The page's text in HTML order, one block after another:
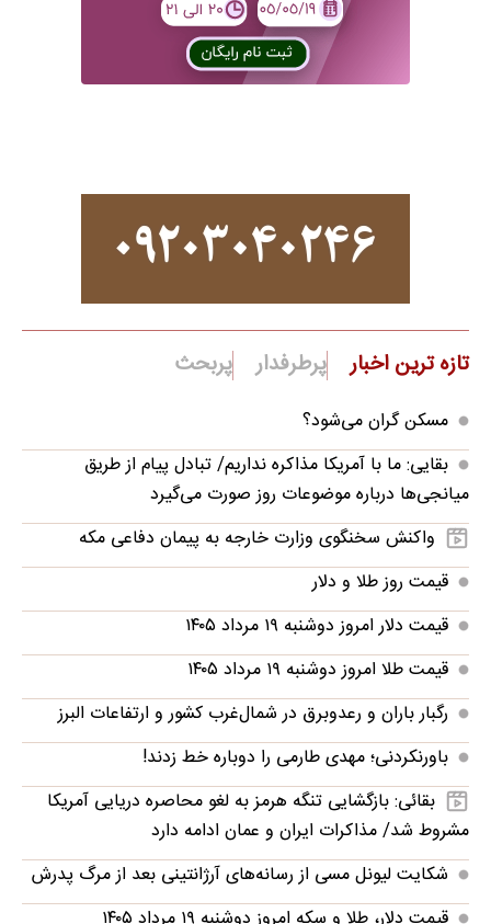
تازه ترین اخبار پرطرفدار پربحث
مسکن گران می‌شود؟
بقایی: ما با آمریکا مذاکره نداریم/ تبادل پیام از طریق
میانجی‌ها درباره موضوعات روز صورت می‌گیرد
واکنش سخنگوی وزارت خارجه به پیمان دفاعی مکه
قیمت روز طلا و دلار
قیمت دلار امروز دوشنبه ۱۹ مرداد ۱۴۰۵
قیمت طلا امروز دوشنبه ۱۹ مرداد ۱۴۰۵
رگبار باران و رعدوبرق در شمال‌غرب کشور و ارتفاعات البرز
باورنکردنی؛ مهدی طارمی را دوباره خط زدند!
بقائی: بازگشایی تنگه هرمز به لغو محاصره دریایی آمریکا
مشروط شد/ مذاکرات ایران و عمان ادامه دارد
شکایت لیونل مسی از رسانه‌های آرژانتینی بعد از مرگ پدرش